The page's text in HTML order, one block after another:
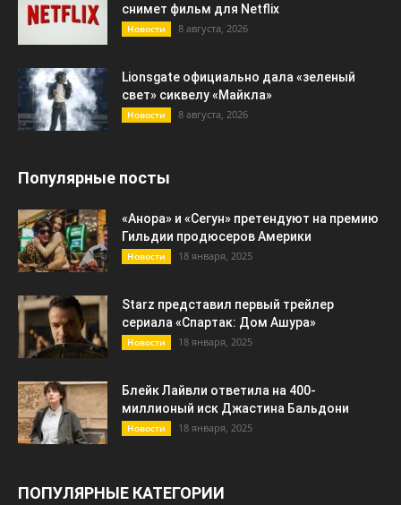
снимет фильм для Netflix
Новости 8 августа, 2026
Lionsgate официально дала «зеленый
свет» сиквелу «Майкла»
Новости 8 августа, 2026
Популярные посты
«Анора» и «Сегун» претендуют на премию
Гильдии продюсеров Америки
Новости 18 января, 2025
Starz представил первый трейлер
сериала «Спартак: Дом Ашура»
Новости 18 января, 2025
Блейк Лайвли ответила на 400-
миллионый иск Джастина Бальдони
Новости 18 января, 2025
ПОПУЛЯРНЫЕ КАТЕГОРИИ